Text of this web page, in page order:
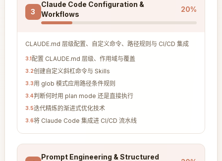
3
Claude Code Configuration &
Workflows
20%
CLAUDE.md 层级配置、自定义命令、路径规则与 CI/CD 集成
3.1配置 CLAUDE.md 层级、作用域与覆盖
3.2创建自定义斜杠命令与 Skills
3.3用 glob 模式应用路径条件规则
3.4判断何时用 plan mode 还是直接执行
3.5迭代精炼的渐进式优化技术
3.6将 Claude Code 集成进 CI/CD 流水线
Prompt Engineering & Structured